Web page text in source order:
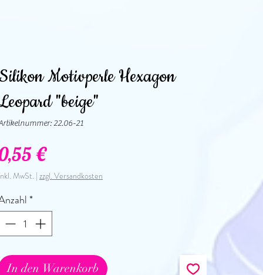
Motivperle Hexagon
"beige"
22.06-21
€Preis
MwSt. | zzgl. Versandkosten
*
In den Warenkorb